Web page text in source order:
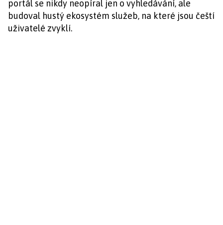
portál se nikdy neopíral jen o vyhledávání, ale
budoval hustý ekosystém služeb, na které jsou čeští
uživatelé zvyklí.